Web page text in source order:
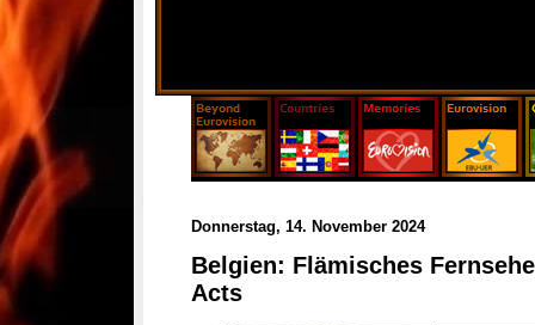
Donnerstag, 14. November 2024
Belgien: Flämisches
Acts